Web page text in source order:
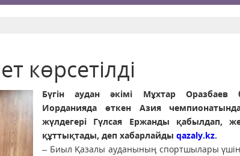
көрсетілді
Бүгін аудан әкімі Мұхтар Оразбаев
Иорданияда өткен Азия
жүлдегері Гүлсая Ержанды қабылдап,
құттықтады, деп хабарлайды qazaly.kz.
– Биыл Қазалы ауданының спортшылары үшін